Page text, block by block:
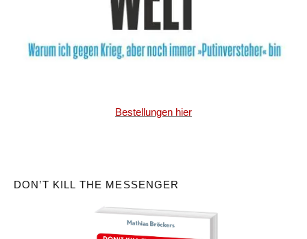
Bestellungen hier
DON’T KILL THE MESSENGER